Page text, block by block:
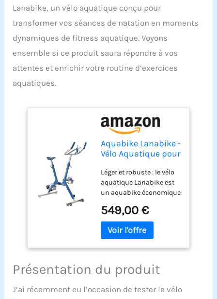
Lanabike, un vélo aquatique conçu pour
transformer vos séances de natation en moments
dynamiques de fitness aquatique. Voyons
ensemble si ce produit saura répondre à vos
attentes et enrichir votre routine d’exercices
aquatiques.
Aquabike Lanabike -
Vélo Aquatique pour
Bassin - Selle
Ergonomique -
Guidon Sport -
Pédales
Antidérapantes -
Réglages Click &
Turn - Bleu -
Waterflex, Large,
Léger et robuste : le vélo
aquatique Lanabike est
un aquabike économique
pratiquer seul ou en
famille ou en semi-pro.
Sa légèreté en fait un vélo
mise en eau ou son
enlèvement Simple
structure ergonomique a
549,00 €
Présentation du produit
J’ai récemment eu l’occasion de tester le vélo